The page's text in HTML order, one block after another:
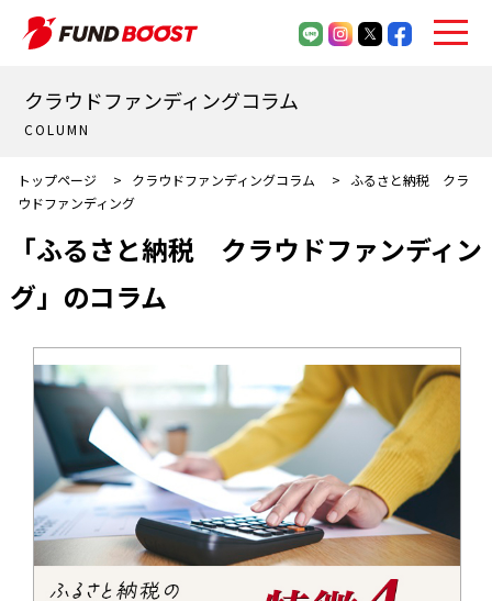
クラウドファンディングコラム
COLUMN
トップページ > クラウドファンディングコラム > ふるさと納税 クラ
ウドファンディング
「ふるさと納税 クラウドファンディン
グ」のコラム